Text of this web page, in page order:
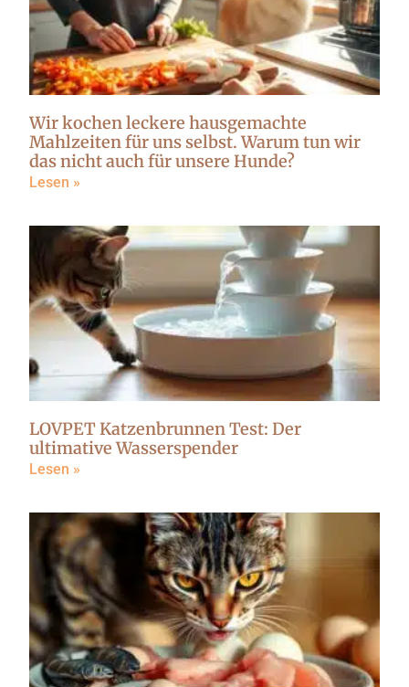
Wir kochen leckere hausgemachte
Mahlzeiten für uns selbst. Warum tun wir
das nicht auch für unsere Hunde?
Lesen »
LOVPET Katzenbrunnen Test: Der
ultimative Wasserspender
Lesen »